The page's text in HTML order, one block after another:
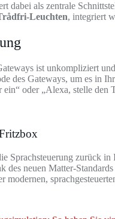
dabei als zentrale
Leuchten, integriert
ist unkompliziert
des Gateways, um es in
oder „Alexa, stelle den
Sprachsteuerung zurück
neuen Matter-
modernen,